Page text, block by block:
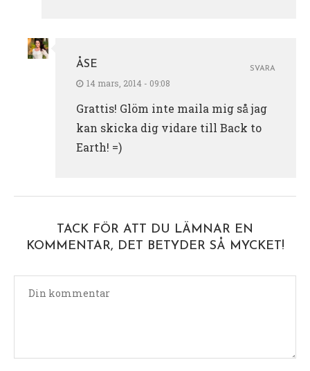
ÅSE
14 mars, 2014 - 09:08
Grattis! Glöm inte maila mig så jag
kan skicka dig vidare till Back to
Earth! =)
SVARA
TACK FÖR ATT DU LÄMNAR EN
KOMMENTAR, DET BETYDER SÅ MYCKET!